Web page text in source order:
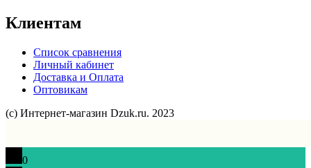
Клиентам
Список сравнения
Личный кабинет
Доставка и Оплата
Оптовикам
(с) Интернет-магазин Dzuk.ru. 2023
0